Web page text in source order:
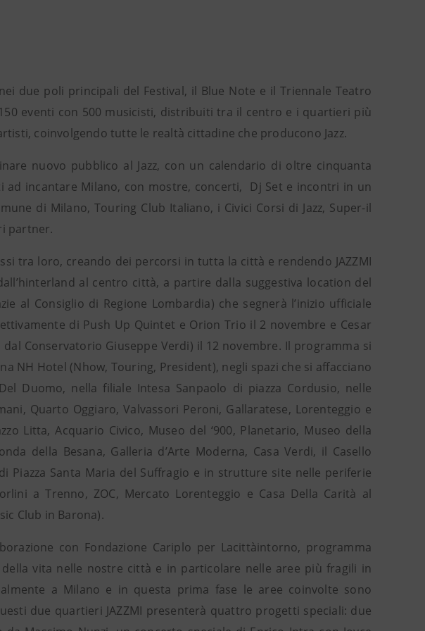
due poli principali del Festival, il Blue Note e il Triennale Teatro
eventi con 500 musicisti, distribuiti tra il centro e i quartieri più
coinvolgendo tutte le realtà cittadine che producono Jazz.
nuovo pubblico al Jazz, con un calendario di oltre cinquanta
ad incantare Milano, con mostre, concerti, Dj Set e incontri in un
di Milano, Touring Club Italiano, i Civici Corsi di Jazz, Super-il
partner.
tra loro, creando dei percorsi in tutta la città e rendendo JAZZMI
al centro città, a partire dalla suggestiva location del
al Consiglio di Regione Lombardia) che segnerà l’inizio ufficiale
di Push Up Quintet e Orion Trio il 2 novembre e Cesar
Conservatorio Giuseppe Verdi) il 12 novembre. Il programma si
NH Hotel (Nhow, Touring, President), negli spazi che si affacciano
Duomo, nella filiale Intesa Sanpaolo di piazza Cordusio, nelle
Quarto Oggiaro, Valvassori Peroni, Gallaratese, Lorenteggio e
Litta, Acquario Civico, Museo del ‘900, Planetario, Museo della
della Besana, Galleria d’Arte Moderna, Casa Verdi, il Casello
Piazza Santa Maria del Suffragio e in strutture site nelle periferie
a Trenno, ZOC, Mercato Lorenteggio e Casa Della Carità al
Club in Barona).
con Fondazione Cariplo per Lacittàintorno, programma
vita nelle nostre città e in particolare nelle aree più fragili in
a Milano e in questa prima fase le aree coinvolte sono
due quartieri JAZZMI presenterà quattro progetti speciali: due